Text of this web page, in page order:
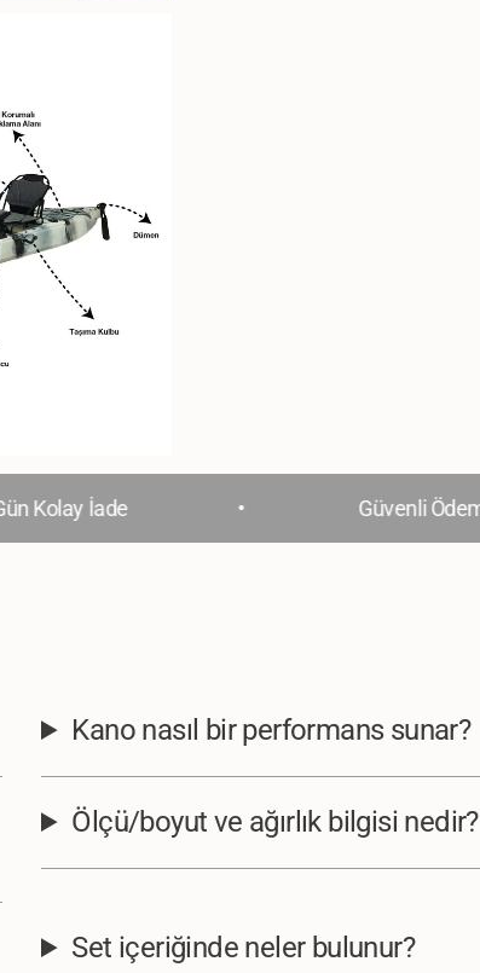
İade Güvenli Ödeme
Kano nasıl bir performans sunar?
Ölçü/boyut ve ağırlık bilgisi nedir?
Set içeriğinde neler bulunur?